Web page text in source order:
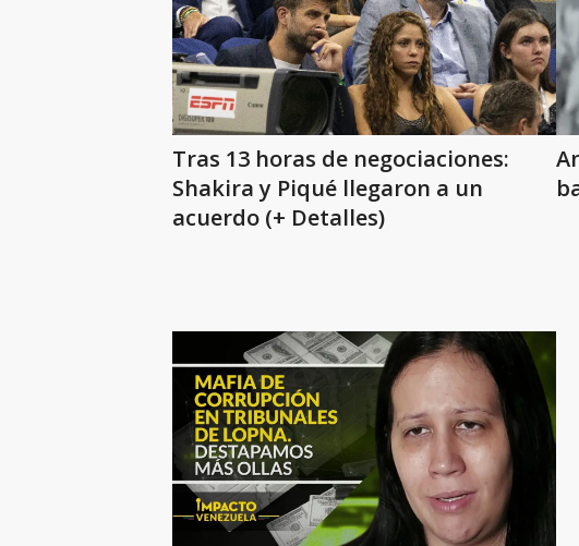
Tras 13 horas de negociaciones:
Shakira y Piqué llegaron a un
acuerdo (+ Detalles)